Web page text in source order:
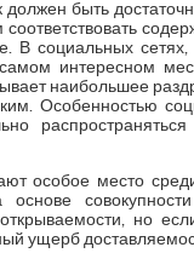
должен быть
В социальных
интересном
наибольшее
Особенностью
особое место
совокупности
но
ущерб